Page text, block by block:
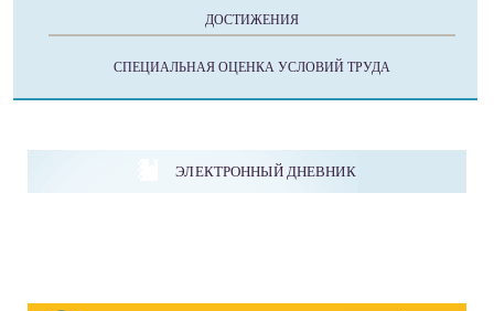
ДОСТИЖЕНИЯ
СПЕЦИАЛЬНАЯ ОЦЕНКА УСЛОВИЙ ТРУДА
ЭЛЕКТРОННЫЙ ДНЕВНИК